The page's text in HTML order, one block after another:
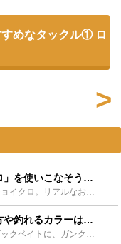
めなタックル① ロ
万能ビックベイト「ジョイクロ」を使いこなそう！チューニング方法もご紹介！ - Leisurego(レジャーゴー)
ジョインテッドクロー、その名もジョイクロ。リアルなお魚に見える・水中の動き方もリアル・チューニングができる・大物が釣れるという事で使う方がいます。ガンクラフトという会社から発売され、今でも愛され続け...
ジョインテッドクローの使い方や釣れるカラーは？ジョイクロ情報まとめ - Leisurego(レジャーゴー)
ビックバス釣りに利用されているビックベイトに、ガンクラフトジョインテッドクローがあります。個性的なルアーが多くよく釣れるということで、大物ねらいのシーバス釣りやバス釣りのアングラーに支持されています...